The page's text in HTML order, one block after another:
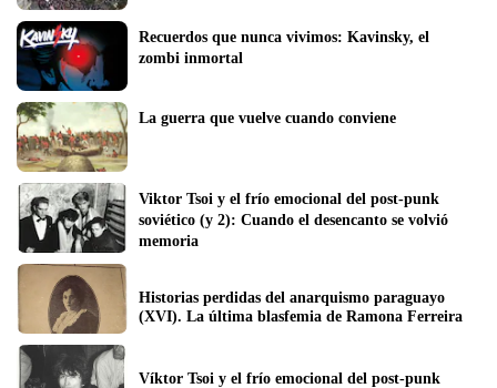
Recuerdos que nunca vivimos: Kavinsky, el
zombi inmortal
La guerra que vuelve cuando conviene
Viktor Tsoi y el frío emocional del post-punk
soviético (y 2): Cuando el desencanto se volvió
Historias perdidas del anarquismo paraguayo
(XVI). La última blasfemia de Ramona Ferreira
Víktor Tsoi y el frío emocional del post-punk